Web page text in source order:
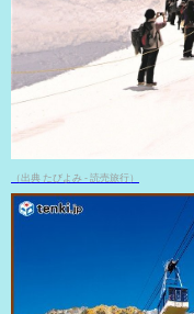
（出典 たびよみ - 読売旅行）